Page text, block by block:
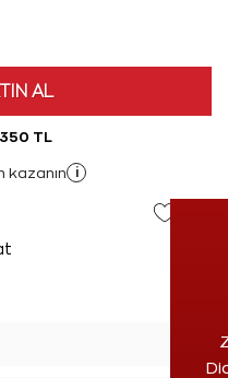
AL
TL
kazanın i